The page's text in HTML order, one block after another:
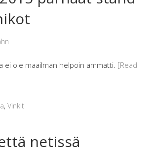
ei ole maailman helpoin ammatti. [Read
, Vinkit
netissä